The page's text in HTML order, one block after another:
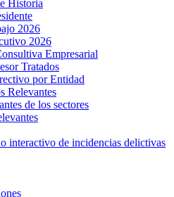
Historia
2026
2026
Empresarial
Tratados
por Entidad
Relevantes
de los sectores
interactivo de incidencias delictivas